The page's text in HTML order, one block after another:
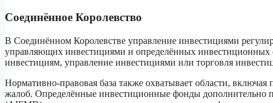
Соединённое Королевство
В Соединённом Королевстве управление инвестициями
управляющих инвестициями и определённых инвестиционных
инвестициям, управление инвестициями или торговля
Нормативно-правовая база также охватывает области,
жалоб. Определённые инвестиционные фонды дополнительно